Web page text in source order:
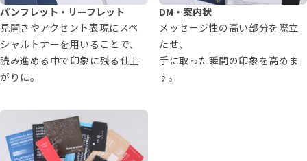
パンフレット・リーフレット
見開きやアクセント表現にスペ
シャルトナーを用いることで、
読み進める中で印象に残る仕上
がりに。
DM・案内状
メッセージ性の高い部分を際立
たせ、
手に取った瞬間の印象を高めま
す。